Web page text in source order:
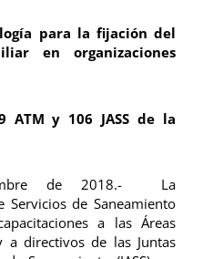
para la fijación del
en organizaciones
ATM y 106 JASS de la
de 2018.- La
Servicios de Saneamiento
a las Áreas
a directivos de las Juntas